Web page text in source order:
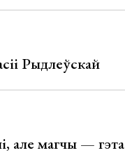
Рыдлеўскай
але магчы — гэта